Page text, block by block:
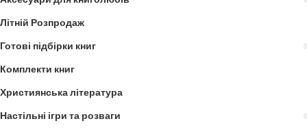
Літній Розпродаж
Готові підбірки книг
Комплекти книг
Християнська література
Настільні ігри та розваги